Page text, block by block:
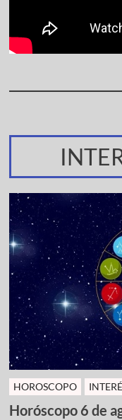
HOROSCOPO
Horóscopo 6 de